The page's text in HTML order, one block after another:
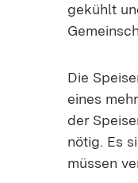
gekühlt
Die
eines
der
nötig. Es
müssen